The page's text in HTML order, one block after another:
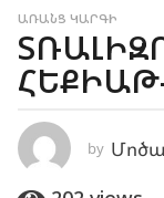
1
1
տ
ա
ր
ի
ԱՌԱՆՑ ԿԱՐԳԻ
by